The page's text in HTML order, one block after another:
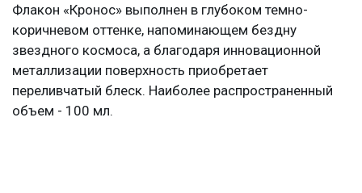
Флакон «Кронос» выполнен в глубоком темно-
коричневом оттенке, напоминающем бездну
звездного космоса, а благодаря инновационной
металлизации поверхность приобретает
переливчатый блеск. Наиболее распространенный
объем - 100 мл.